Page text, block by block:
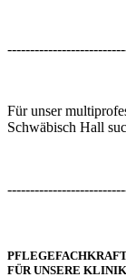
Für unser
Schwäbisch Hall
FÜR UNSERE